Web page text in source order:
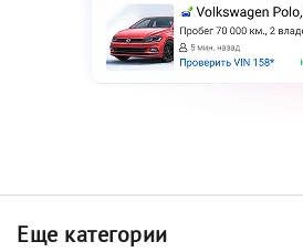
Еще категории